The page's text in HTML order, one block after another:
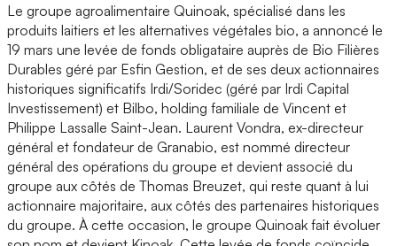
Le groupe agroalimentaire Quinoak, spécialisé dans les
produits laitiers et les alternatives végétales bio, a annoncé le
19 mars une levée de fonds obligataire auprès de Bio Filières
Durables géré par Esfin Gestion, et de ses deux actionnaires
historiques significatifs Irdi/Soridec (géré par Irdi Capital
Investissement) et Bilbo, holding familiale de Vincent et
Philippe Lassalle Saint-Jean. Laurent Vondra, ex-directeur
général et fondateur de Granabio, est nommé directeur
général des opérations du groupe et devient associé du
groupe aux côtés de Thomas Breuzet, qui reste quant à lui
actionnaire majoritaire, aux côtés des partenaires historiques
du groupe. À cette occasion, le groupe Quinoak fait évoluer